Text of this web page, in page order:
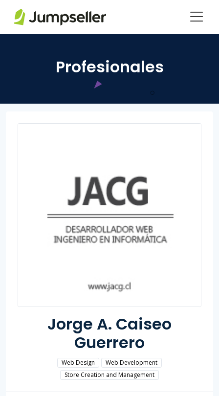
Profesionales
Jorge A. Caiseo
Guerrero
Web Design
Web Development
Store Creation and Management